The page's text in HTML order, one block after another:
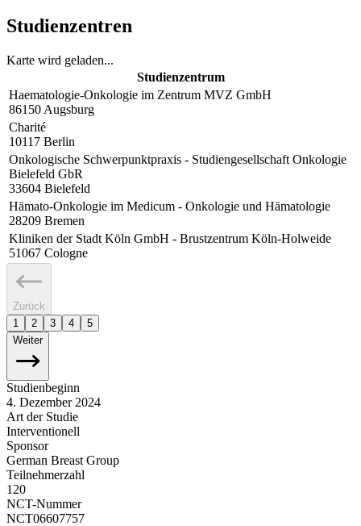
Studienzentren
Karte wird geladen...
Studienzentrum
Haematologie-Onkologie im Zentrum MVZ GmbH
86150 Augsburg
Charité
10117 Berlin
Onkologische Schwerpunktpraxis - Studiengesellschaft Onkologie
Bielefeld GbR
33604 Bielefeld
Hämato-Onkologie im Medicum - Onkologie und Hämatologie
28209 Bremen
Kliniken der Stadt Köln GmbH - Brustzentrum Köln-Holweide
51067 Cologne
Zurück
1
2 3 4
5
Weiter
Studienbeginn
4. Dezember 2024
Art der Studie
Interventionell
Sponsor
German Breast Group
Teilnehmerzahl
120
NCT-Nummer
NCT06607757